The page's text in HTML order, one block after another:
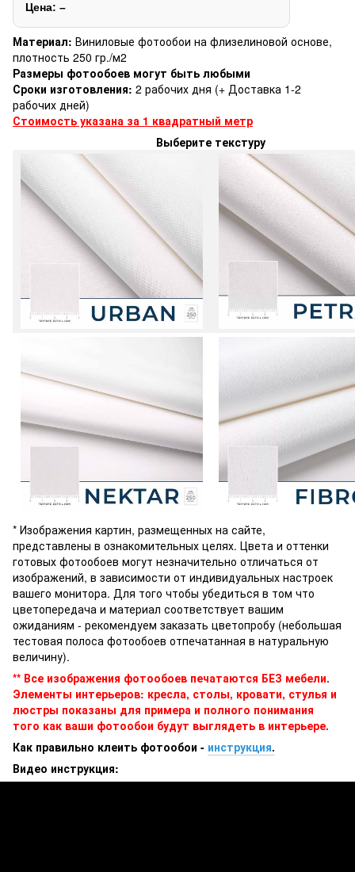
Цена: –
Материал: Виниловые фотообои на флизелиновой основе,
плотность 250 гр./м2
Размеры фотообоев могут быть любыми
Сроки изготовления: 2 рабочих дня (+ Доставка 1-2
рабочих дней)
Стоимость указана за 1 квадратный метр
Выберите текстуру
* Изображения картин, размещенных на сайте,
представлены в ознакомительных целях. Цвета и оттенки
готовых фотообоев могут незначительно отличаться от
изображений, в зависимости от индивидуальных настроек
вашего монитора. Для того чтобы убедиться в том что
цветопередача и материал соответствует вашим
ожиданиям - рекомендуем заказать цветопробу (небольшая
тестовая полоса фотообоев отпечатанная в натуральную
величину).
** Все изображения фотообоев печатаются БЕЗ мебели.
Элементы интерьеров: кресла, столы, кровати, стулья и
люстры показаны для примера и полного понимания
того как ваши фотообои будут выглядеть в интерьере.
Как правильно клеить фотообои - инструкция.
Видео инструкция: